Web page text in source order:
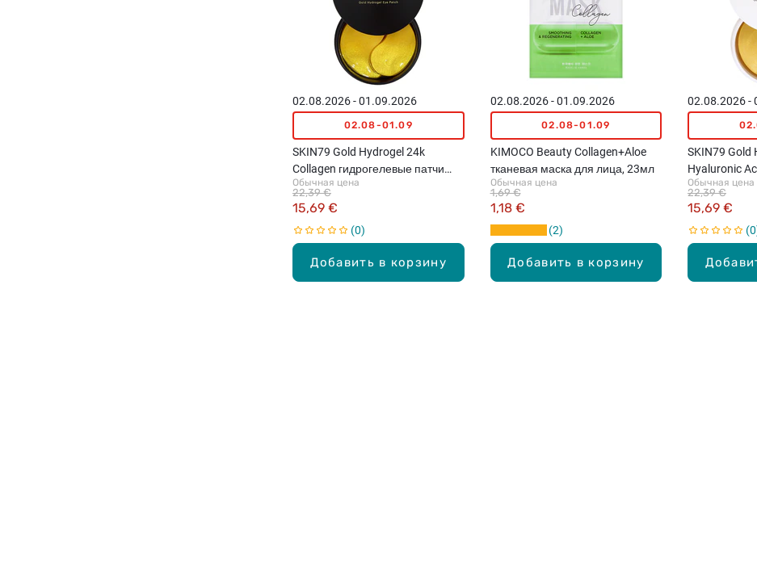
Добавить в корзину
02.08.2026 - 01.09.2026
02.08-01.09
SKIN79 Gold Hydrogel 24k
Collagen гидрогелевые патчи
для кожи вокруг глаз, 60шт
Обычная цена
15,69 €
22,39 €
0
Добавить в корзину
02.08.2026 - 01.09.2026
02.08-01.09
KIMOCO Beauty Collagen+Aloe
тканевая маска для лица, 23мл
Обычная цена
1,18 €
1,69 €
2
02.08.2026 -
SKIN79 Gold
Hyaluronic
патчи для
Обычная цена
15,69 €
22,39 €
0